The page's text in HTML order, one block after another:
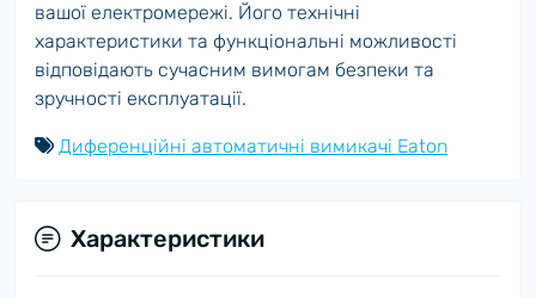
вашої електромережі. Його технічні
характеристики та функціональні можливості
відповідають сучасним вимогам безпеки та
зручності експлуатації.
Диференційні автоматичні вимикачі Eaton
Характеристики